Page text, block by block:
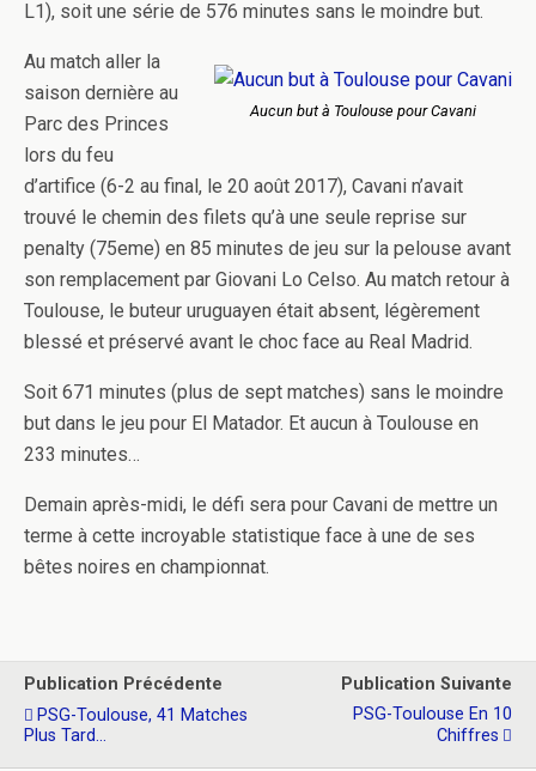
L1), soit une série de 576 minutes sans le moindre but.
Aucun but à Toulouse pour Cavani
Au match aller la
saison dernière au
Parc des Princes
lors du feu
d’artifice (6-2 au final, le 20 août 2017), Cavani n’avait
trouvé le chemin des filets qu’à une seule reprise sur
penalty (75eme) en 85 minutes de jeu sur la pelouse avant
son remplacement par Giovani Lo Celso. Au match retour à
Toulouse, le buteur uruguayen était absent, légèrement
blessé et préservé avant le choc face au Real Madrid.
Soit 671 minutes (plus de sept matches) sans le moindre
but dans le jeu pour El Matador. Et aucun à Toulouse en
233 minutes…
Demain après-midi, le défi sera pour Cavani de mettre un
terme à cette incroyable statistique face à une de ses
bêtes noires en championnat.
Publication Précédente
PSG-Toulouse, 41 Matches
Plus Tard...
Publication Suivante
PSG-Toulouse En 10
Chiffres